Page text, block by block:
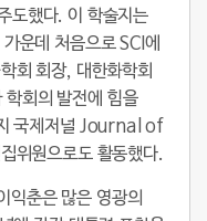
도했다. 이 학술지는
운데 처음으로 SCI에
회 회장, 대한화학회
학회의 발전에 힘을
국제저널 Journal of
위원으로도 활동했다.
익춘은 많은 영광의